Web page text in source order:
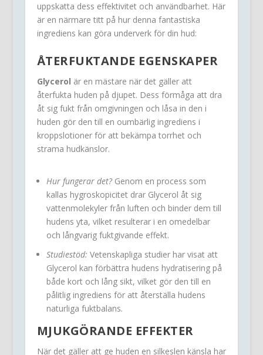
uppskatta dess effektivitet och användbarhet. Här
är en närmare titt på hur denna fantastiska
ingrediens kan göra underverk för din hud:
ÅTERFUKTANDE EGENSKAPER
Glycerol är en mästare när det gäller att
återfukta huden på djupet. Dess förmåga att dra
åt sig fukt från omgivningen och låsa in den i
huden gör den till en oumbärlig ingrediens i
kroppslotioner för att bekämpa torrhet och
strama hudkänslor.
Hur fungerar det?Genom en process som
kallas hygroskopicitet drar Glycerol åt sig
vattenmolekyler från luften och binder dem till
hudens yta, vilket resulterar i en omedelbar
och långvarig fuktgivande effekt.
Studiestöd: Vetenskapliga studier har visat att
Glycerol kan förbättra hudens hydratisering på
både kort och lång sikt, vilket gör den till en
pålitlig ingrediens för att återställa hudens
naturliga fuktbalans.
MJUKGÖRANDE EFFEKTER
När det gäller att ge huden en silkeslen känsla har